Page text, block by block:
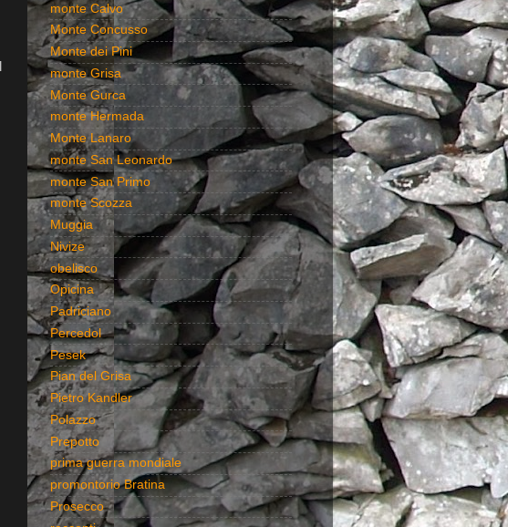
monte Calvo
Monte Concusso
Monte dei Pini
monte Grisa
Monte Gurca
monte Hermada
Monte Lanaro
monte San Leonardo
monte San Primo
monte Scozza
Muggia
Nivize
obelisco
Opicina
Padriciano
Percedol
Pesek
Pian del Grisa
Pietro Kandler
Polazzo
Prepotto
prima guerra mondiale
promontorio Bratina
Prosecco